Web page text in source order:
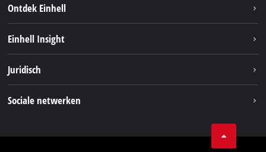
Ontdek Einhell
Service
Accusysteem
Einhell Insight
Carrière
Juridisch
Sociale netwerken